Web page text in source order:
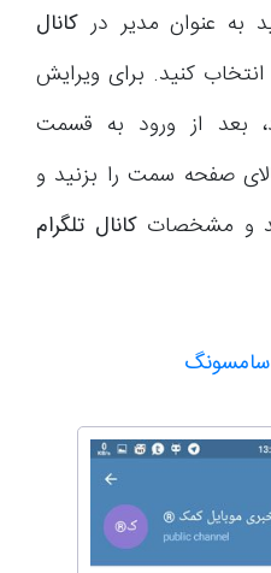
عنوان مدیر در کانال
کنید. برای ویرایش
بعد از ورود به قسمت
صفحه سمت را بزنید و
و مشخصاتکانال تلگرام